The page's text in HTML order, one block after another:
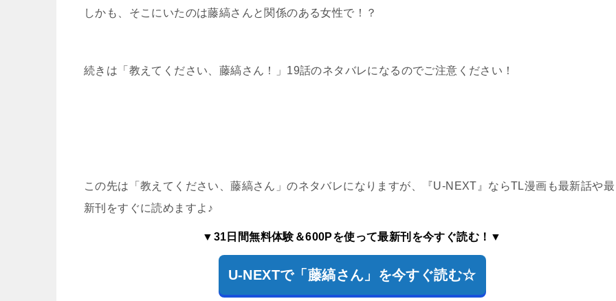
しかも、そこにいたのは藤縞さんと関係のある女性で！？
続きは「教えてください、藤縞さん！」19話のネタバレになるのでご注意ください！
この先は「教えてください、藤縞さん」のネタバレになりますが、『U-NEXT』ならTL漫画も最新話や最
新刊をすぐに読めますよ♪
▼31日間無料体験＆600Pを使って最新刊を今すぐ読む！▼
U-NEXTで「藤縞さん」を今すぐ読む☆